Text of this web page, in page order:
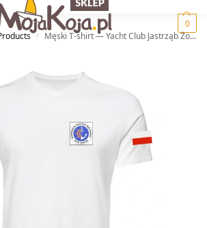
0
/ Męski T-shirt — Yacht Club Jastrząb Żory